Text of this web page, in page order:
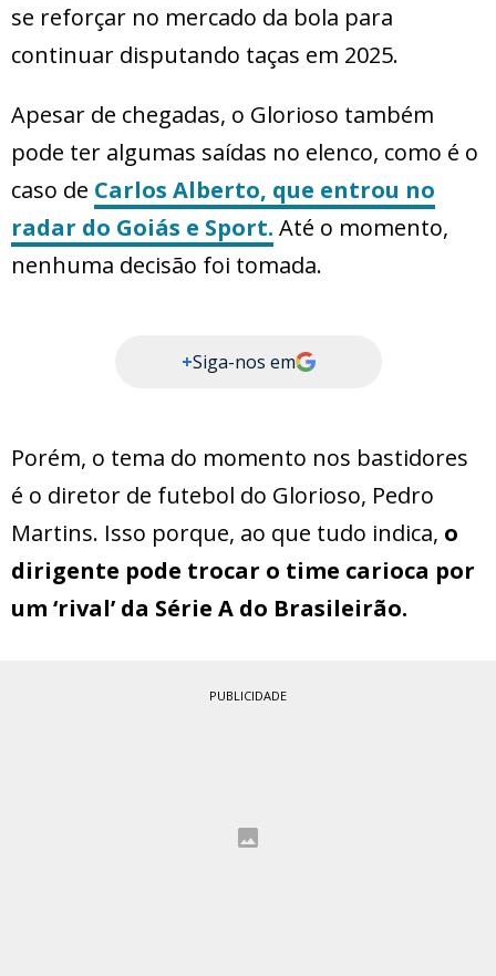
se reforçar no mercado da bola para
continuar disputando taças em 2025.
Apesar de chegadas, o Glorioso também
pode ter algumas saídas no elenco, como é o
caso de Carlos Alberto, que entrou no
radar do Goiás e Sport. Até o momento,
nenhuma decisão foi tomada.
+Siga-nos em
Porém, o tema do momento nos bastidores
é o diretor de futebol do Glorioso, Pedro
Martins. Isso porque, ao que tudo indica, o
dirigente pode trocar o time carioca por
um ‘rival’ da Série A do Brasileirão.
PUBLICIDADE